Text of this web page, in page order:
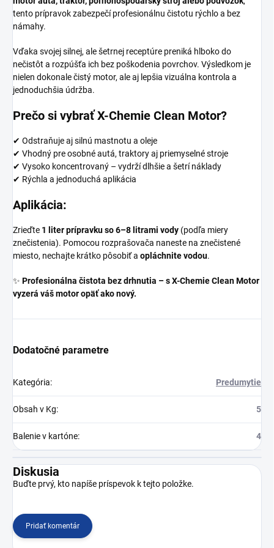
tento prípravok zabezpečí profesionálnu čistotu rýchlo a bez
námahy.
Vďaka svojej silnej, ale šetrnej receptúre preniká hlboko do
nečistôt a rozpúšťa ich bez poškodenia povrchov. Výsledkom je
nielen dokonale čistý motor, ale aj lepšia vizuálna kontrola a
jednoduchšia údržba.
Prečo si vybrať X-Chemie Clean Motor?
✔ Odstraňuje aj silnú mastnotu a oleje
✔ Vhodný pre osobné autá, traktory aj priemyselné stroje
✔ Vysoko koncentrovaný – vydrží dlhšie a šetrí náklady
✔ Rýchla a jednoduchá aplikácia
Aplikácia:
Zrieďte 1 liter prípravku so 6–8 litrami vody (podľa miery
znečistenia). Pomocou rozprašovača naneste na znečistené
miesto, nechajte krátko pôsobiť a opláchnite vodou.
✨ Profesionálna čistota bez drhnutia – s X-Chemie Clean Motor
vyzerá váš motor opäť ako nový.
Dodatočné parametre
Kategória: Predumytie
Obsah v Kg: 5
Balenie v kartóne: 4
Diskusia
Buďte prvý, kto napíše príspevok k tejto položke.
Pridať komentár